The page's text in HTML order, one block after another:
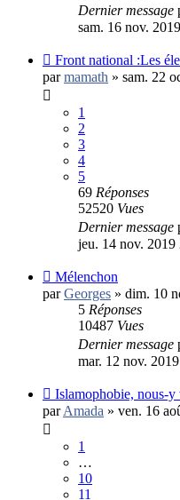
Dernier message
sam. 16 nov.
Front national :Les
parmamath » sam. 22
1
2
3
4
5
69 Réponses
52520 Vues
Dernier message
jeu. 14 nov. 2019
Mélenchon
parGeorges » dim. 10
5 Réponses
10487 Vues
Dernier message
mar. 12 nov.
Islamophobie, nous-y
parAmada » ven. 16
1
…
10
11